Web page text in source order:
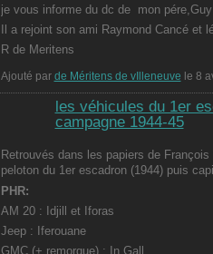
je vous informe du dc de mon
Il a rejoint son ami Raymond Cancé et
R de Meritens
Ajouté par de Méritens de vIlleneuve le 8
les véhicules du 1er
campagne 1944-45
Retrouvés dans les papiers de
peloton du 1er escadron (1944) puis
PHR:
AM 20 : Idjill et Iforas
Jeep : Iferouane
GMC (+ remorque) ; In Gall